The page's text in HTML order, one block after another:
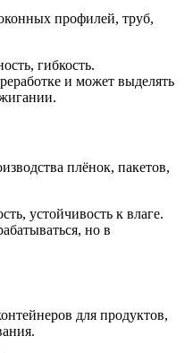
профилей, труб,
гибкость.
и может выделять
плёнок, пакетов,
устойчивость к влаге.
но в
для продуктов,